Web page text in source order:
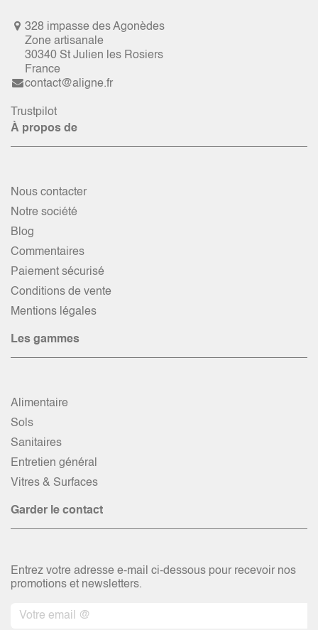
328 impasse des Agonèdes
Zone artisanale
30340 St Julien les Rosiers
France
contact@aligne.fr
Trustpilot
À propos de
Nous contacter
Notre société
Blog
Commentaires
Paiement sécurisé
Conditions de vente
Mentions légales
Les gammes
Alimentaire
Sols
Sanitaires
Entretien général
Vitres & Surfaces
Garder le contact
Entrez votre adresse e-mail ci-dessous pour recevoir nos
promotions et newsletters.